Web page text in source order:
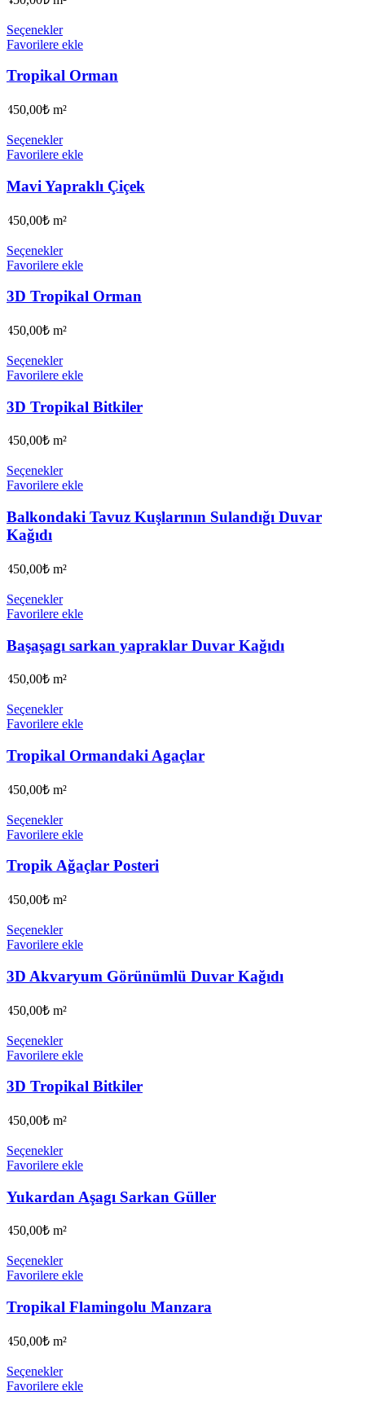
Seçenekler
Favorilere ekle
Tropikal Orman
450,00₺ m²
Seçenekler
Favorilere ekle
Mavi Yapraklı Çiçek
450,00₺ m²
Seçenekler
Favorilere ekle
3D Tropikal Orman
450,00₺ m²
Seçenekler
Favorilere ekle
3D Tropikal Bitkiler
450,00₺ m²
Seçenekler
Favorilere ekle
Balkondaki Tavuz Kuşlarının Sulandığı Duvar
Kağıdı
450,00₺ m²
Seçenekler
Favorilere ekle
Başaşagı sarkan yapraklar Duvar Kağıdı
450,00₺ m²
Seçenekler
Favorilere ekle
Tropikal Ormandaki Agaçlar
450,00₺ m²
Seçenekler
Favorilere ekle
Tropik Ağaçlar Posteri
450,00₺ m²
Seçenekler
Favorilere ekle
3D Akvaryum Görünümlü Duvar Kağıdı
450,00₺ m²
Seçenekler
Favorilere ekle
3D Tropikal Bitkiler
450,00₺ m²
Seçenekler
Favorilere ekle
Yukardan Aşagı Sarkan Güller
450,00₺ m²
Seçenekler
Favorilere ekle
Tropikal Flamingolu Manzara
450,00₺ m²
Seçenekler
Favorilere ekle